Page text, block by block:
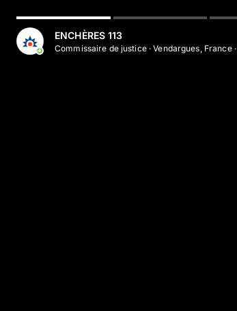
ENCHÈRES 113
Commissaire de justice·Vendargues, France·